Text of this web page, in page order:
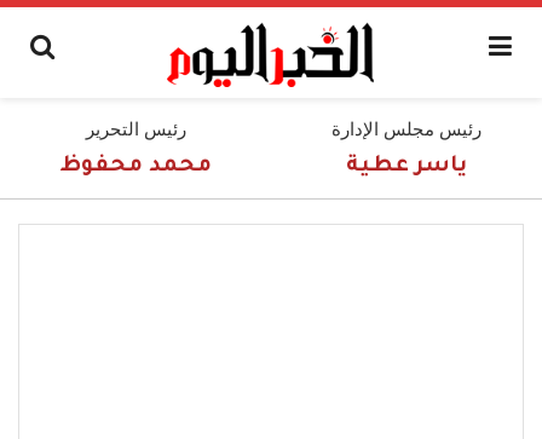
رئيس مجلس الإدارة
ياسر عطية
رئيس التحرير
محمد محفوظ